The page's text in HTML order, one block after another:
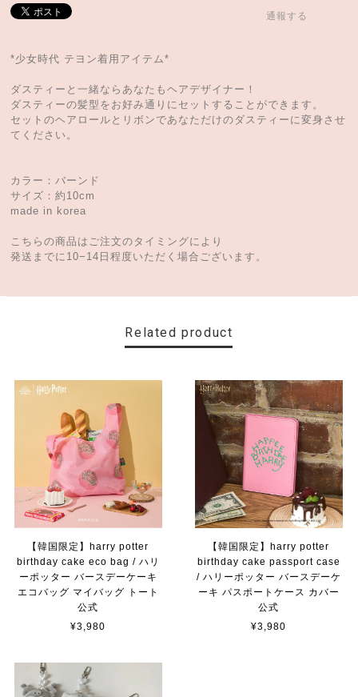
通報する
*少女時代 テヨン着用アイテム*
ダスティーと一緒ならあなたもヘアデザイナー！
ダスティーの髪型をお好み通りにセットすることができます。
セットのヘアロールとリボンであなただけのダスティーに変身させ
てください。
カラー：バーンド
サイズ：約10cm
made in korea
こちらの商品はご注文のタイミングにより
発送までに10−14日程度いただく場合ございます。
Related product
【韓国限定】harry potter
birthday cake eco bag / ハリ
ーポッター バースデーケーキ
エコバッグ マイバッグ トート
公式
¥3,980
【韓国限定】harry potter
birthday cake passport case
/ ハリーポッター バースデーケ
ーキ パスポートケース カバー
公式
¥3,980